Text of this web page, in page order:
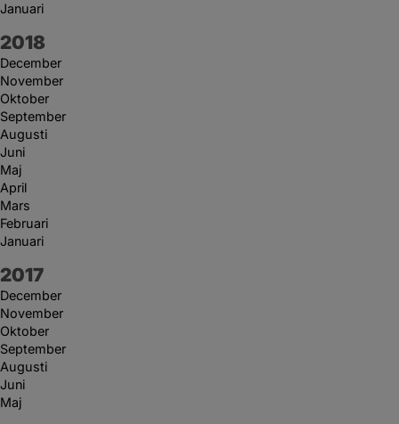
Januari
År:
2018
December
November
Oktober
September
Augusti
Juni
Maj
April
Mars
Februari
Januari
År:
2017
December
November
Oktober
September
Augusti
Juni
Maj